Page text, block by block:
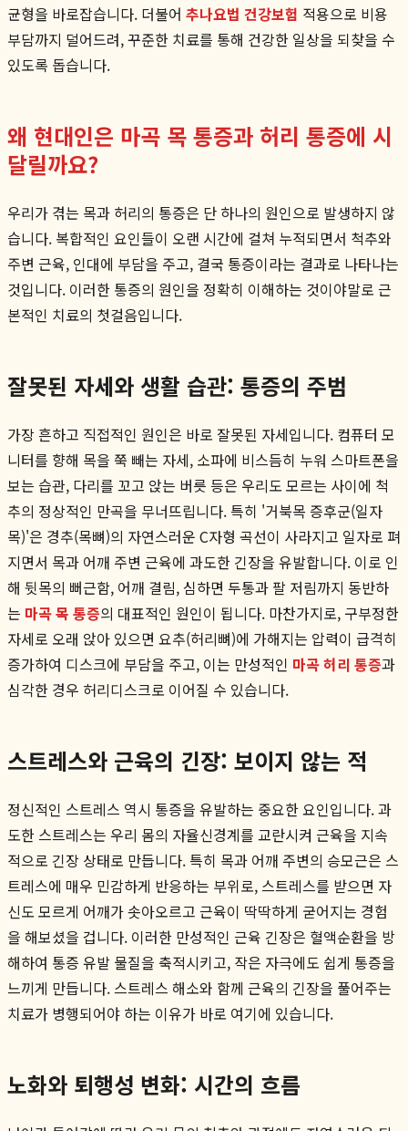
균형을 바로잡습니다. 더불어 추나요법 건강보험 적용으로 비용
부담까지 덜어드려, 꾸준한 치료를 통해 건강한 일상을 되찾을 수
있도록 돕습니다.
왜 현대인은 마곡 목 통증과 허리 통증에 시
달릴까요?
우리가 겪는 목과 허리의 통증은 단 하나의 원인으로 발생하지 않
습니다. 복합적인 요인들이 오랜 시간에 걸쳐 누적되면서 척추와
주변 근육, 인대에 부담을 주고, 결국 통증이라는 결과로 나타나는
것입니다. 이러한 통증의 원인을 정확히 이해하는 것이야말로 근
본적인 치료의 첫걸음입니다.
잘못된 자세와 생활 습관: 통증의 주범
가장 흔하고 직접적인 원인은 바로 잘못된 자세입니다. 컴퓨터 모
니터를 향해 목을 쭉 빼는 자세, 소파에 비스듬히 누워 스마트폰을
보는 습관, 다리를 꼬고 앉는 버릇 등은 우리도 모르는 사이에 척
추의 정상적인 만곡을 무너뜨립니다. 특히 '거북목 증후군(일자
목)'은 경추(목뼈)의 자연스러운 C자형 곡선이 사라지고 일자로 펴
지면서 목과 어깨 주변 근육에 과도한 긴장을 유발합니다. 이로 인
해 뒷목의 뻐근함, 어깨 결림, 심하면 두통과 팔 저림까지 동반하
는 마곡 목 통증의 대표적인 원인이 됩니다. 마찬가지로, 구부정한
자세로 오래 앉아 있으면 요추(허리뼈)에 가해지는 압력이 급격히
증가하여 디스크에 부담을 주고, 이는 만성적인 마곡 허리 통증과
심각한 경우 허리디스크로 이어질 수 있습니다.
스트레스와 근육의 긴장: 보이지 않는 적
정신적인 스트레스 역시 통증을 유발하는 중요한 요인입니다. 과
도한 스트레스는 우리 몸의 자율신경계를 교란시켜 근육을 지속
적으로 긴장 상태로 만듭니다. 특히 목과 어깨 주변의 승모근은 스
트레스에 매우 민감하게 반응하는 부위로, 스트레스를 받으면 자
신도 모르게 어깨가 솟아오르고 근육이 딱딱하게 굳어지는 경험
을 해보셨을 겁니다. 이러한 만성적인 근육 긴장은 혈액순환을 방
해하여 통증 유발 물질을 축적시키고, 작은 자극에도 쉽게 통증을
느끼게 만듭니다. 스트레스 해소와 함께 근육의 긴장을 풀어주는
치료가 병행되어야 하는 이유가 바로 여기에 있습니다.
노화와 퇴행성 변화: 시간의 흐름